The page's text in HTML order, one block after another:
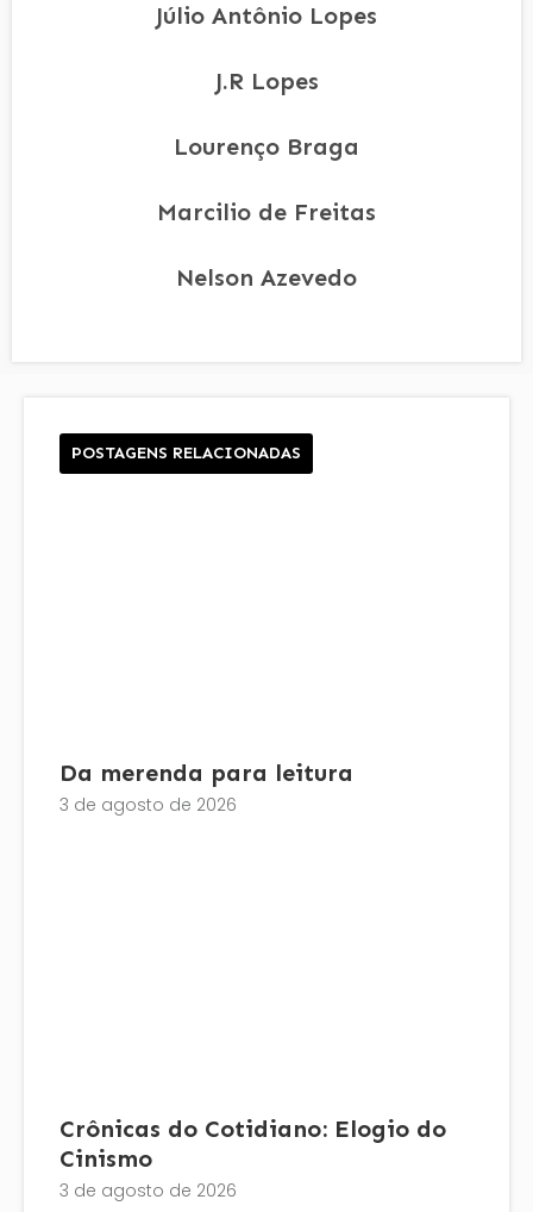
Júlio Antônio Lopes
J.R Lopes
Lourenço Braga
Marcilio de Freitas
Nelson Azevedo
POSTAGENS RELACIONADAS
Da merenda para leitura
3 de agosto de 2026
Crônicas do Cotidiano: Elogio do
Cinismo
3 de agosto de 2026